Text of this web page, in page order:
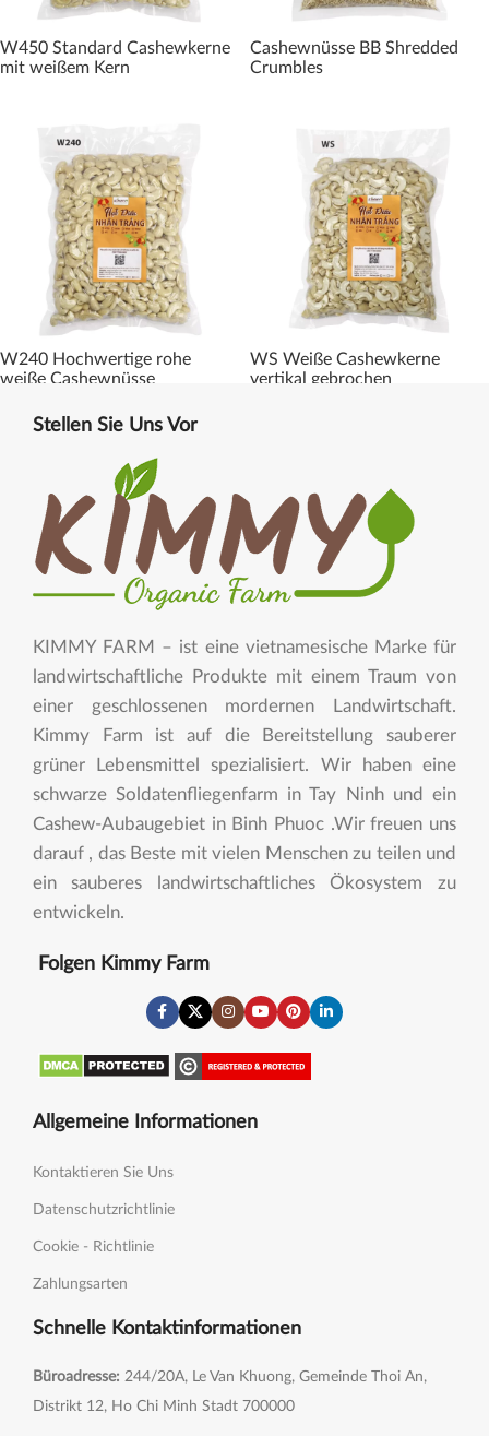
W450 Standard Cashewkerne
mit weißem Kern
Cashewnüsse BB Shredded
Crumbles
W240 Hochwertige rohe
weiße Cashewnüsse
WS Weiße Cashewkerne
vertikal gebrochen
Stellen Sie Uns Vor
KIMMY FARM – ist eine vietnamesische Marke für
landwirtschaftliche Produkte mit einem Traum von
einer geschlossenen mordernen Landwirtschaft.
Kimmy Farm ist auf die Bereitstellung sauberer
grüner Lebensmittel spezialisiert. Wir haben eine
schwarze Soldatenfliegenfarm in Tay Ninh und ein
Cashew-Aubaugebiet in Binh Phuoc .Wir freuen uns
darauf , das Beste mit vielen Menschen zu teilen und
ein sauberes landwirtschaftliches Ökosystem zu
entwickeln.
Folgen Kimmy Farm
Allgemeine Informationen
Kontaktieren Sie Uns
Datenschutzrichtlinie
Cookie - Richtlinie
Zahlungsarten
Schnelle Kontaktinformationen
Büroadresse: 244/20A, Le Van Khuong, Gemeinde Thoi An,
Distrikt 12, Ho Chi Minh Stadt 700000